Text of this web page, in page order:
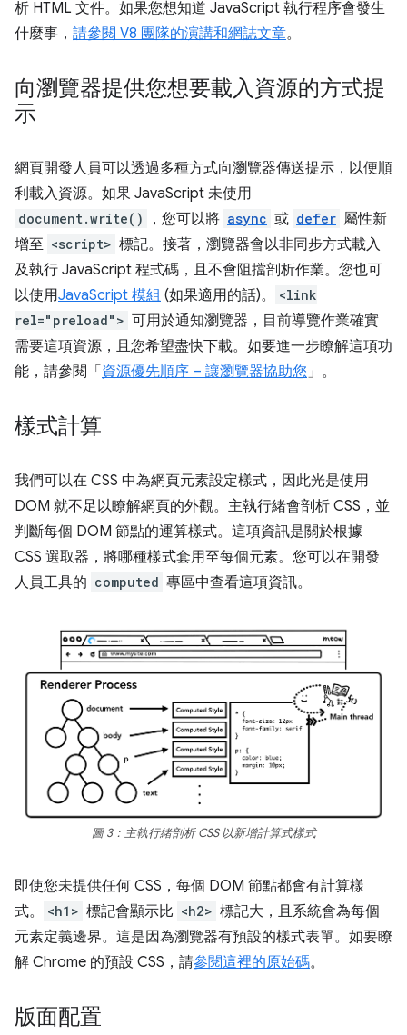
析 HTML 文件。如果您想知道 JavaScript 執行程序會發生
什麼事， 請參閱 V8 團隊的演講和網誌文章。
向瀏覽器提供您想要載入資源的方式提
示
網頁開發人員可以透過多種方式向瀏覽器傳送提示，以便順
利載入資源。如果 JavaScript 未使用
document.write() ，您可以將 async 或 defer 屬性新
增至 <script> 標記。接著，瀏覽器會以非同步方式載入
及執行 JavaScript 程式碼，且不會阻擋剖析作業。您也可
以使用JavaScript 模組 (如果適用的話)。
<link
rel="preload"> 可用於通知瀏覽器，目前導覽作業確實
需要這項資源，且您希望盡快下載。如要進一步瞭解這項功
能，請參閱「資源優先順序 – 讓瀏覽器協助您 」。
樣式計算
我們可以在 CSS 中為網頁元素設定樣式，因此光是使用
DOM 就不足以瞭解網頁的外觀。主執行緒會剖析 CSS，並
判斷每個 DOM 節點的運算樣式。這項資訊是關於根據
CSS 選取器，將哪種樣式套用至每個元素。您可以在開發
人員工具的 computed 專區中查看這項資訊。
圖 3：主執行緒剖析 CSS 以新增計算式樣式
即使您未提供任何 CSS，每個 DOM 節點都會有計算樣
式。
<h1> 標記會顯示比 <h2> 標記大，且系統會為每個
元素定義邊界。這是因為瀏覽器有預設的樣式表單。如要瞭
解 Chrome 的預設 CSS，請參閱這裡的原始碼。
版面配置